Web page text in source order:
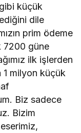
küçük
dile
prim ödeme
7200 güne
ilk işlerden
1 milyon küçük
Biz sadece
Bizim